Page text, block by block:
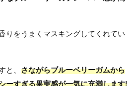
りをうまくマスキングしてくれてい
と、 さながらブルーベリーガムから
ーすぎる果実感が一気に充満します!